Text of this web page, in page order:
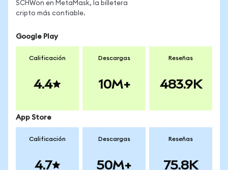
SCHWon en MetaMask, la billetera
cripto más confiable.
Google Play
Calificación
4.4
Descargas
10M+
Reseñas
483.9K
App Store
Calificación
4.7
Descargas
50M+
Reseñas
75.8K